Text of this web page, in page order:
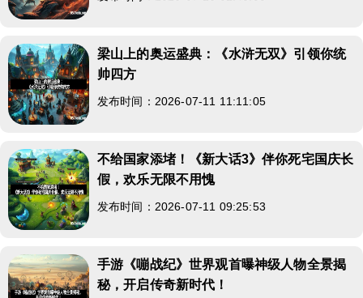
梁山上的奥运盛典：《水浒无双》引领你统
帅四方
发布时间：2026-07-11 11:11:05
不给国家添堵！《新大话3》伴你死宅国庆长
假，欢乐无限不用愧
发布时间：2026-07-11 09:25:53
手游《嘣战纪》世界观首曝神级人物全景揭
秘，开启传奇新时代！